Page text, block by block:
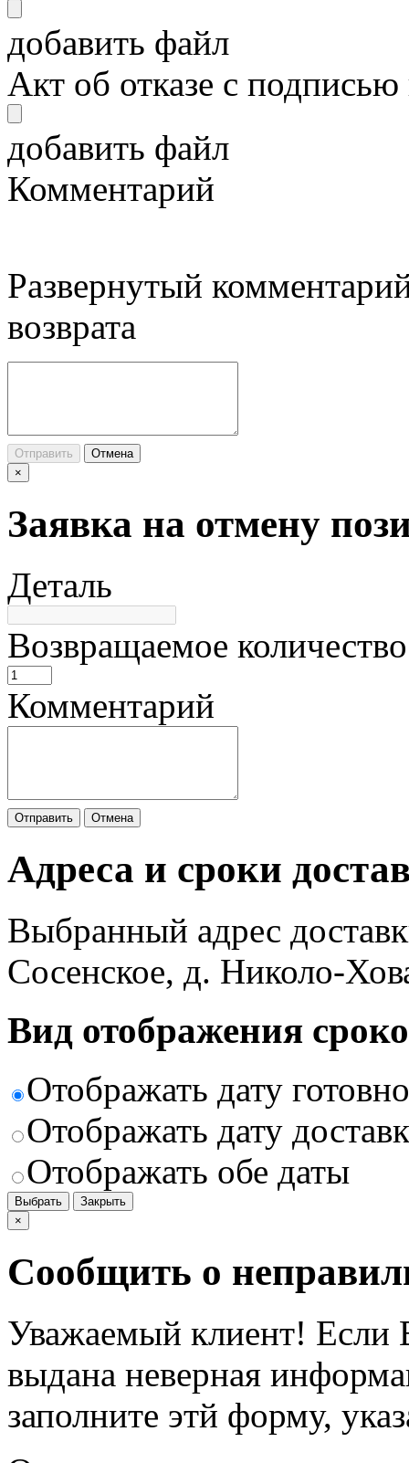
добавить файл
Акт об отказе с
добавить файл
Комментарий
Развернутый
возврата
Отправить
Отмена
×
Заявка на отмену
Деталь
Возвращаемое количество
Комментарий
Отправить Отмена
Адреса и сроки
Выбранный адрес
Сосенское, д. Николо-
Вид отображения
Отображать дату
Отображать дату
Отображать обе даты
Выбрать
Закрыть
×
Сообщить о
Уважаемый клиент! Если
выдана неверная
заполните этй форму,